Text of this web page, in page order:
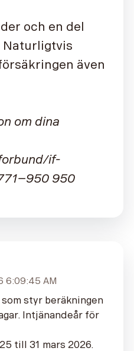
och en del
Naturligtvis
även
om dina
if-
950
6:09:45 AM
styr beräkningen
Intjänandeår för
till 31 mars 2026.